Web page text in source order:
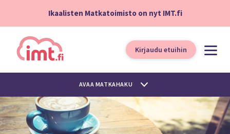
Ikaalisten Matkatoimisto on nyt IMT.fi
Kirjaudu etuihin
AVAA MATKAHAKU